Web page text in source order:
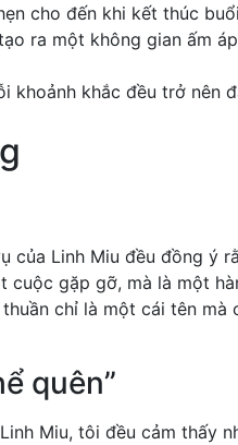
cho đến khi kết thúc
ra một không gian ấm
khoảnh khắc đều trở nên
của Linh Miu đều đồng ý
cuộc gặp gỡ, mà là một
chỉ là một cái tên
quên”
Miu, tôi đều cảm thấy